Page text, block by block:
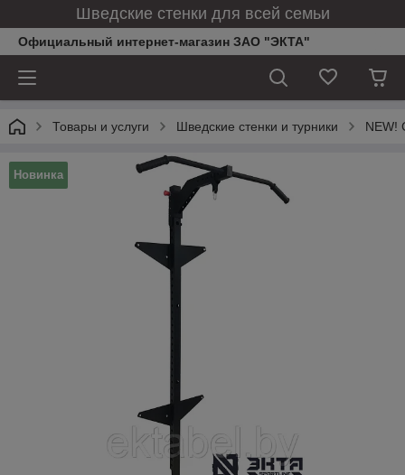
Шведские стенки для всей семьи
Официальный интернет-магазин ЗАО "ЭКТА"
Товары и услуги Шведские стенки и турники NEW!
Новинка